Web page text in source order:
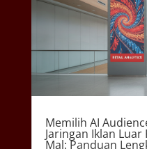
Memilih AI
Jaringan Iklan
Mal: Panduan